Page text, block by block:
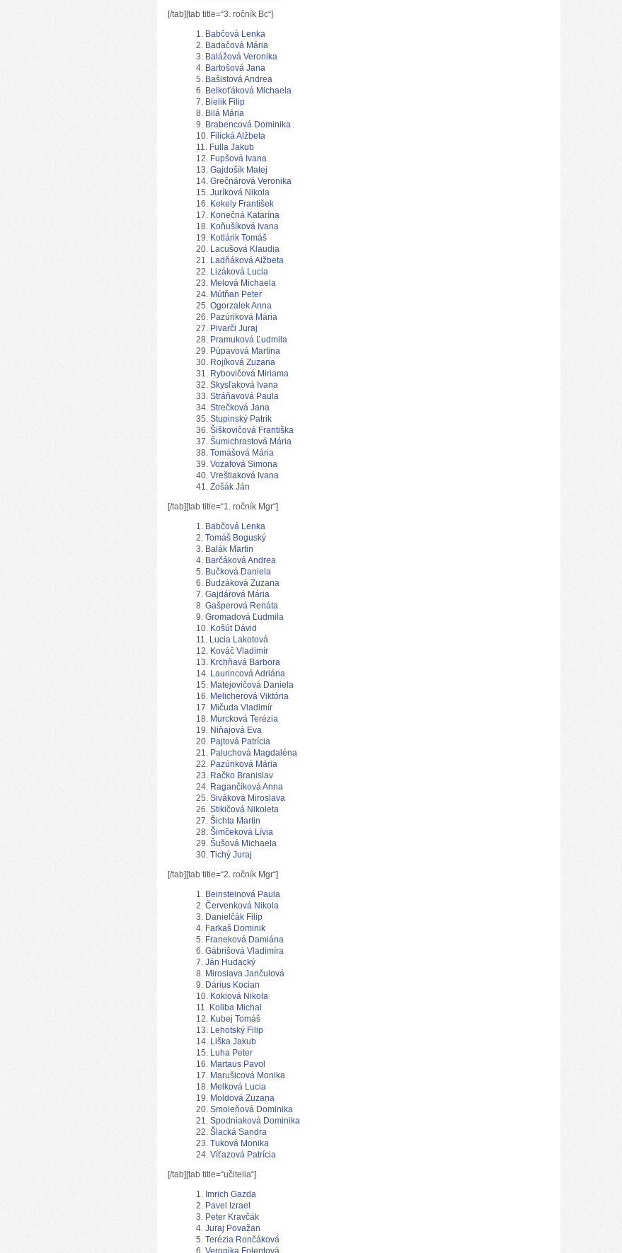
[/tab][tab title=“3. ročník Bc“]
Babčová Lenka
Badačová Mária
Balážová Veronika
Bartošová Jana
Bašistová Andrea
Belkoťáková Michaela
Bielik Filip
Bilá Mária
Brabencová Dominika
Filická Alžbeta
Fulla Jakub
Fupšová Ivana
Gajdošík Matej
Grečnárová Veronika
Juríková Nikola
Kekely František
Konečná Katarína
Koňušíková Ivana
Kotlárik Tomáš
Lacušová Klaudia
Ladňáková Alžbeta
Lizáková Lucia
Melová Michaela
Mútňan Peter
Ogorzalek Anna
Pazúriková Mária
Pivarči Juraj
Pramuková Ľudmila
Púpavová Martina
Rojíková Zuzana
Rybovičová Miriama
Skysľaková Ivana
Stráňavová Paula
Strečková Jana
Stupinský Patrik
Šiškovičová Františka
Šumichrastová Mária
Tomášová Mária
Vozafová Simona
Vreštiaková Ivana
Zošák Ján
[/tab][tab title=“1. ročník Mgr“]
Babčová Lenka
Tomáš Boguský
Balák Martin
Barčáková Andrea
Bučková Daniela
Budzáková Zuzana
Gajdárová Mária
Gašperová Renáta
Gromadová Ľudmila
Košút Dávid
Lucia Lakotová
Kováč Vladimír
Krchňavá Barbora
Laurincová Adriána
Matejovičová Daniela
Melicherová Viktória
Mičuda Vladimír
Murcková Terézia
Niňajová Eva
Pajtová Patrícia
Paluchová Magdaléna
Pazúriková Mária
Račko Branislav
Ragančíková Anna
Siváková Miroslava
Stikičová Nikoleta
Šichta Martin
Šimčeková Lívia
Šušová Michaela
Tichý Juraj
[/tab][tab title=“2. ročník Mgr“]
Beinsteinová Paula
Červenková Nikola
Danielčák Filip
Farkaš Dominik
Franeková Damiána
Gábrišová Vladimíra
Ján Hudacký
Miroslava Jančulová
Dárius Kocian
Kokiová Nikola
Koliba Michal
Kubej Tomáš
Lehotský Filip
Liška Jakub
Luha Peter
Martaus Pavol
Marušicová Monika
Melková Lucia
Moldová Zuzana
Smoleňová Dominika
Spodniaková Dominika
Šlacká Sandra
Tuková Monika
Víťazová Patrícia
[/tab][tab title=“učitelia“]
Imrich Gazda
Pavel Izrael
Peter Kravčák
Juraj Považan
Terézia Rončáková
Veronika Folentová